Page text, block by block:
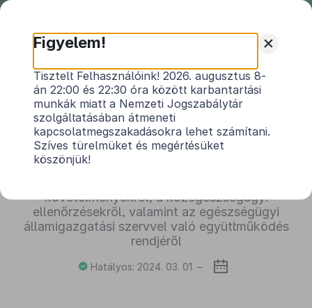
39/2019. (XI. 15.) BM rendelet
az idegenrendészeti szerv által fenntartott, a
menekültügyi őrizet végrehajtására szolgáló
intézményre, a befogadó állomásra és a
közösségi szállásra, valamint a rendőrség által
fenntartott, az idegenrendészeti eljárásban
elrendelt őrizet végrehajtására szolgáló őrzött
követelményekről, a közegészségügyi
ellenőrzésekről, valamint az egészségügyi
államigazgatási szervvel való együttműködés
rendjéről
Hatályos: 2024. 03. 01. –
+
Figyelem!
Tisztelt Felhasználóink! 2026. augusztus 8-
án 22:00 és 22:30 óra között karbantartási
munkák miatt a Nemzeti Jogszabálytár
szolgáltatásában átmeneti
kapcsolatmegszakadásokra lehet számítani.
Szíves türelmüket és megértésüket
köszönjük!